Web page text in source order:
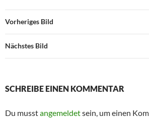
Vorheriges Bild
Nächstes Bild
SCHREIBE EINEN KOMMENTAR
Du musstangemeldetsein, um einen